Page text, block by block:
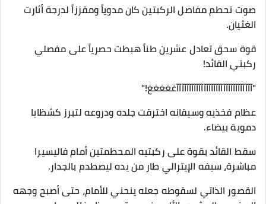
​صوت تحطم مفاصل الركبتين كان مدوياً ومقززاً لدرجة أثارت
الغثيان.
قوة سحق تعادل عشرين طناً هبطت حصرياً على مفصلي
ركبتي القائد!
​"آآآآآآآآآآآآآآآآآآآآآآآآآآآآآآآغغغغغ!"
​عظام فخذيه وسيقانه اخترقت جلده ودروعه لتبرز كشظايا
دموية بيضاء.
سقط القائد بقوة على ركبتيه المحطمتين أمام فاليسيرا
مباشرة، سيفه الإيترالي طار من يده ليصطدم بالجدار.
​القصور الذاتي لسقوطه جعله ينحني للأمام، حتى أصبح وجهه